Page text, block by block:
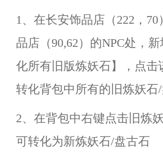
1、在长安饰品店（222，
品店（90,62）的NPC处，
化所有旧版炼妖石】，点击
转化背包中所有的旧炼妖石
2、在背包中右键点击旧炼
可转化为新炼妖石/盘古石